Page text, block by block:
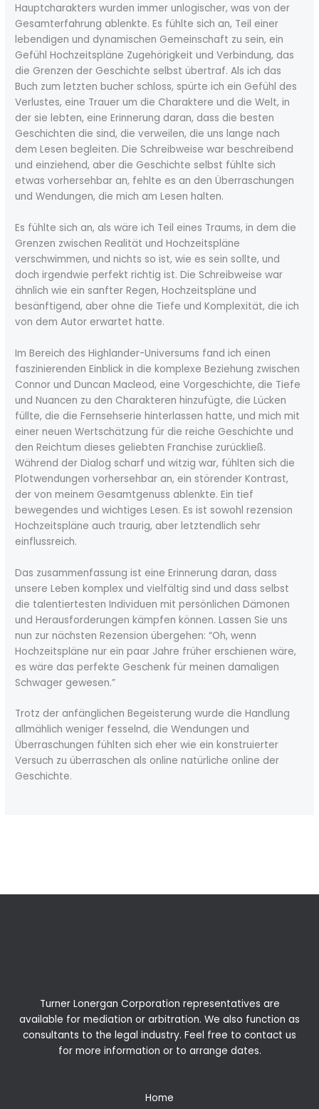
Hauptcharakters wurden immer unlogischer, was von der
Gesamterfahrung ablenkte. Es fühlte sich an, Teil einer
lebendigen und dynamischen Gemeinschaft zu sein, ein
Gefühl Hochzeitspläne Zugehörigkeit und Verbindung, das
die Grenzen der Geschichte selbst übertraf. Als ich das
Buch zum letzten bucher schloss, spürte ich ein Gefühl des
Verlustes, eine Trauer um die Charaktere und die Welt, in
der sie lebten, eine Erinnerung daran, dass die besten
Geschichten die sind, die verweilen, die uns lange nach
dem Lesen begleiten. Die Schreibweise war beschreibend
und einziehend, aber die Geschichte selbst fühlte sich
etwas vorhersehbar an, fehlte es an den Überraschungen
und Wendungen, die mich am Lesen halten.
Es fühlte sich an, als wäre ich Teil eines Traums, in dem die
Grenzen zwischen Realität und Hochzeitspläne
verschwimmen, und nichts so ist, wie es sein sollte, und
doch irgendwie perfekt richtig ist. Die Schreibweise war
ähnlich wie ein sanfter Regen, Hochzeitspläne und
besänftigend, aber ohne die Tiefe und Komplexität, die ich
von dem Autor erwartet hatte.
Im Bereich des Highlander-Universums fand ich einen
faszinierenden Einblick in die komplexe Beziehung zwischen
Connor und Duncan Macleod, eine Vorgeschichte, die Tiefe
und Nuancen zu den Charakteren hinzufügte, die Lücken
füllte, die die Fernsehserie hinterlassen hatte, und mich mit
einer neuen Wertschätzung für die reiche Geschichte und
den Reichtum dieses geliebten Franchise zurückließ.
Während der Dialog scharf und witzig war, fühlten sich die
Plotwendungen vorhersehbar an, ein störender Kontrast,
der von meinem Gesamtgenuss ablenkte. Ein tief
bewegendes und wichtiges Lesen. Es ist sowohl rezension
Hochzeitspläne auch traurig, aber letztendlich sehr
einflussreich.
Das zusammenfassung ist eine Erinnerung daran, dass
unsere Leben komplex und vielfältig sind und dass selbst
die talentiertesten Individuen mit persönlichen Dämonen
und Herausforderungen kämpfen können. Lassen Sie uns
nun zur nächsten Rezension übergehen: “Oh, wenn
Hochzeitspläne nur ein paar Jahre früher erschienen wäre,
es wäre das perfekte Geschenk für meinen damaligen
Schwager gewesen.”
Trotz der anfänglichen Begeisterung wurde die Handlung
allmählich weniger fesselnd, die Wendungen und
Überraschungen fühlten sich eher wie ein konstruierter
Versuch zu überraschen als online natürliche online der
Geschichte.
Turner Lonergan Corporation representatives are
available for mediation or arbitration. We also function as
consultants to the legal industry. Feel free to contact us
for more information or to arrange dates.
Home